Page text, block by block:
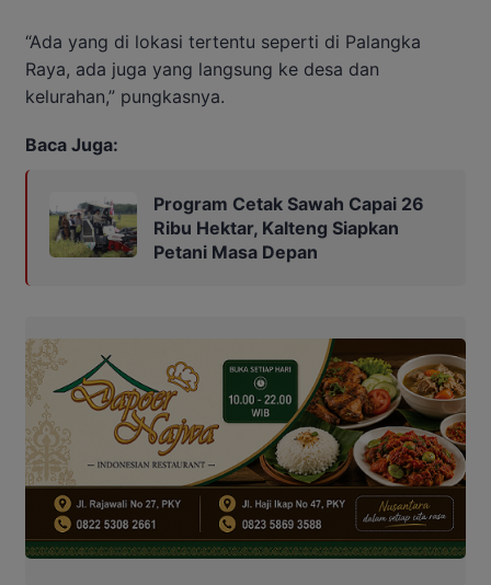
“Ada yang di lokasi tertentu seperti di Palangka
Raya, ada juga yang langsung ke desa dan
kelurahan,” pungkasnya.
Baca Juga:
Program Cetak Sawah Capai 26
Ribu Hektar, Kalteng Siapkan
Petani Masa Depan